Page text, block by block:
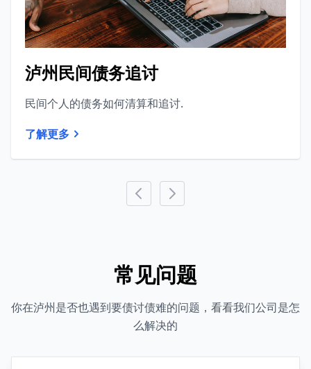
泸州民间债务追讨
民间个人的债务如何清算和追讨.
了解更多
常见问题
你在泸州是否也遇到要债讨债难的问题，看看我们公司是怎
么解决的